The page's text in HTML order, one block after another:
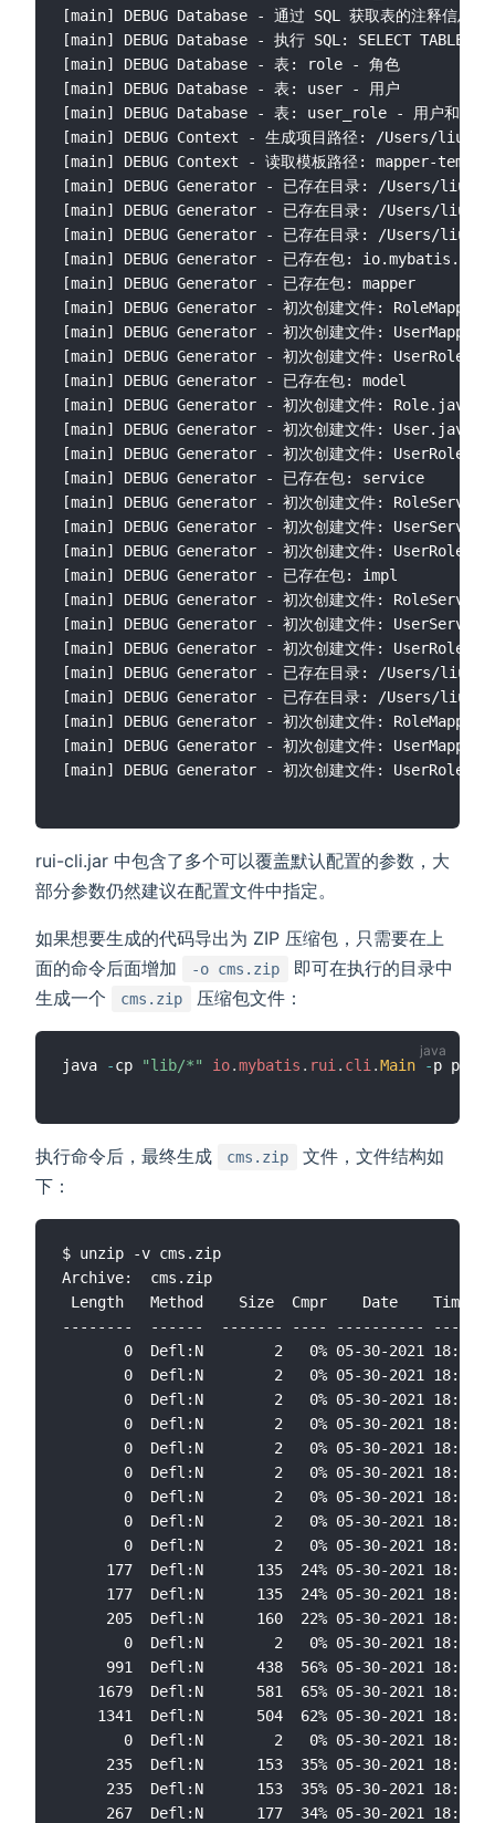
[main] DEBUG Database - 通过 SQL 获取表的注释信息
[main] DEBUG Database - 执行 SQL: SELECT
[main] DEBUG Database - 表: role - 角色
[main] DEBUG Database - 表: user - 用户
[main] DEBUG Database - 表: user_role - 用户和角色
[main] DEBUG Context - 生成项目路径: /Users/
[main] DEBUG Context - 读取模板路径: mapper-
[main] DEBUG Generator - 已存在目录: /Users/
[main] DEBUG Generator - 已存在目录: /Users/
[main] DEBUG Generator - 已存在目录: /Users/
[main] DEBUG Generator - 已存在包:
[main] DEBUG Generator - 已存在包: mapper
[main] DEBUG Generator - 初次创建文件:
[main] DEBUG Generator - 初次创建文件:
[main] DEBUG Generator - 初次创建文件:
[main] DEBUG Generator - 已存在包: model
[main] DEBUG Generator - 初次创建文件: Role.java
[main] DEBUG Generator - 初次创建文件: User.java
[main] DEBUG Generator - 初次创建文件:
[main] DEBUG Generator - 已存在包: service
[main] DEBUG Generator - 初次创建文件:
[main] DEBUG Generator - 初次创建文件:
[main] DEBUG Generator - 初次创建文件:
[main] DEBUG Generator - 已存在包: impl
[main] DEBUG Generator - 初次创建文件:
[main] DEBUG Generator - 初次创建文件:
[main] DEBUG Generator - 初次创建文件:
[main] DEBUG Generator - 已存在目录: /Users/
[main] DEBUG Generator - 已存在目录: /Users/
[main] DEBUG Generator - 初次创建文件:
[main] DEBUG Generator - 初次创建文件:
rui-cli.jar 中包含了多个可以覆盖默认配置的参数，大
部分参数仍然建议在配置文件中指定。
如果想要生成的代码导出为 ZIP 压缩包，只需要在上
面的命令后面增加
-o cms.zip
即可在执行的目录中
生成一个
cms.zip 压缩包文件：
java -cp "lib/*" io.mybatis . rui . cli .Main -p
执行命令后，最终生成 cms.zip
文件，文件结构如
下：
$ unzip -v cms.zip
Archive:  cms.zip
Length   Method    Size  Cmpr    Date    Time
--------  ------  ------- ---- ---------- -----
0  Defl:N        2   0% 05-30-2021 18:17
0  Defl:N        2   0% 05-30-2021 18:17
0  Defl:N        2   0% 05-30-2021 18:17
0  Defl:N        2   0% 05-30-2021 18:17
0  Defl:N        2   0% 05-30-2021 18:17
0  Defl:N        2   0% 05-30-2021 18:17
0  Defl:N        2   0% 05-30-2021 18:17
0  Defl:N        2   0% 05-30-2021 18:17
0  Defl:N        2   0% 05-30-2021 18:17
177  Defl:N      135  24% 05-30-2021 18:17
177  Defl:N      135  24% 05-30-2021 18:17
205  Defl:N      160  22% 05-30-2021 18:17
0  Defl:N        2   0% 05-30-2021 18:17
991  Defl:N      438  56% 05-30-2021 18:17
1679  Defl:N      581  65% 05-30-2021 18:17
1341  Defl:N      504  62% 05-30-2021 18:17
0  Defl:N        2   0% 05-30-2021 18:17
235  Defl:N      153  35% 05-30-2021 18:17
235  Defl:N      153  35% 05-30-2021 18:17
267  Defl:N      177  34% 05-30-2021 18:17